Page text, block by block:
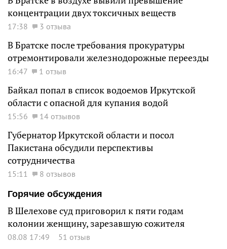
концентрации двух токсичных веществ
17:38 3 отзыва
В Братске после требования прокуратуры
отремонтировали железнодорожные переезды
16:47 1 отзыв
Байкал попал в список водоемов Иркутской
области с опасной для купания водой
15:56 14 отзывов
Губернатор Иркутской области и посол
Пакистана обсудили перспективы
сотрудничества
15:11
8 отзывов
Горячие обсуждения
В Шелехове суд приговорил к пяти годам
колонии женщину, зарезавшую сожителя
08.08 17:49 51 отзыв